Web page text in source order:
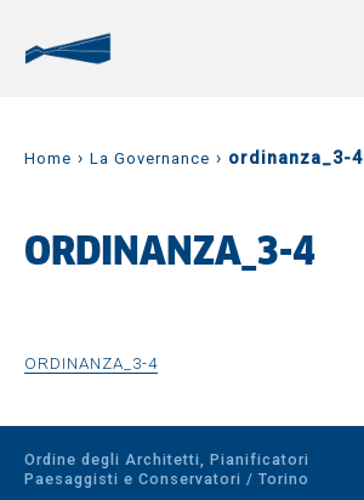
Home › La Governance › ordinanza_3-4
ORDINANZA_3-4
ORDINANZA_3-4
Ordine degli Architetti, Pianificatori
Paesaggisti e Conservatori / Torino